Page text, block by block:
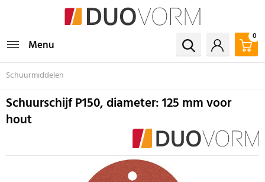
Menu
0
Schuurmiddelen
Schuurschijf P150, diameter: 125 mm voor
hout